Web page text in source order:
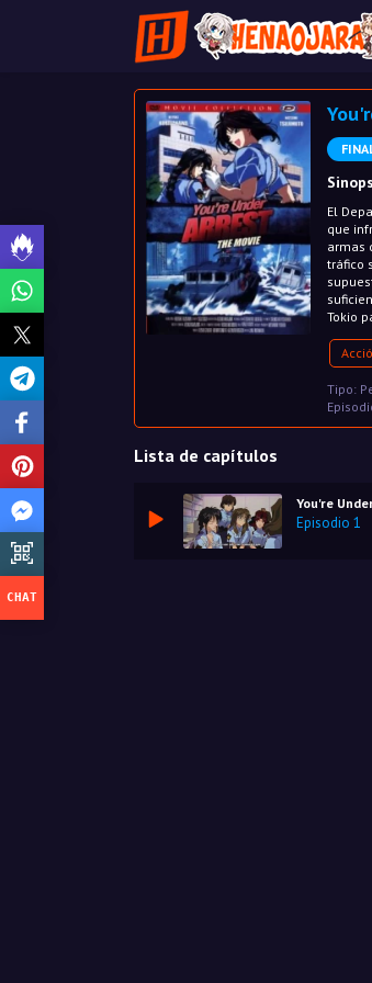
El
que
armas
tráfico
Tokio
Tipo:
Lista de capítulos
You're
Episodio 1